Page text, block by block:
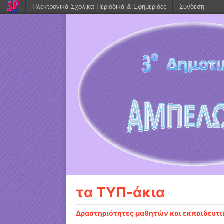
τα ΤΥΠ-άκια
Δραστηριότητες μαθητών και
Ηλεκτρονικά Σχολικά Περιοδικά & Εφημερίδες Σύνδεση